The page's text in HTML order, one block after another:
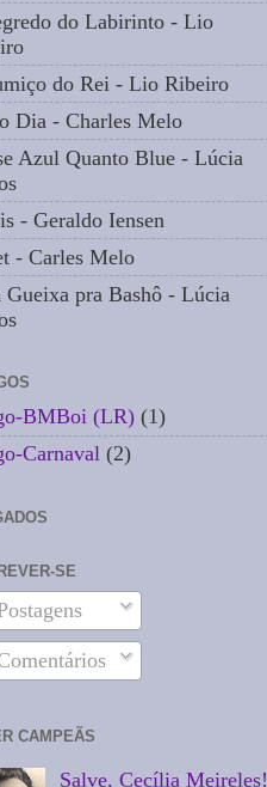
do Labirinto - Lio
do Rei - Lio Ribeiro
Dia - Charles Melo
Azul Quanto Blue - Lúcia
- Geraldo Iensen
- Carles Melo
Gueixa pra Bashô - Lúcia
BMBoi (LR) (1)
Carnaval (2)
SE
CAMPEÃS
Salve, Cecília Meireles!